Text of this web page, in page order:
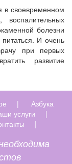
в своевременном
воспалительных
болезни
И очень
при первых
развитие
|
Азбука
услуги
|
|